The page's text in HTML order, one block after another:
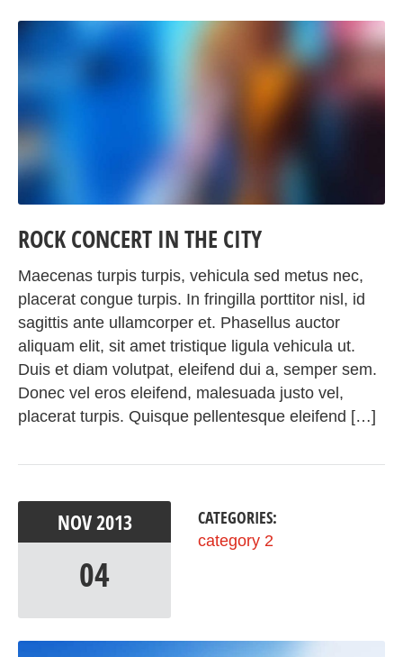
ROCK CONCERT IN THE CITY
Maecenas turpis turpis, vehicula sed metus nec,
placerat congue turpis. In fringilla porttitor nisl, id
sagittis ante ullamcorper et. Phasellus auctor
aliquam elit, sit amet tristique ligula vehicula ut.
Duis et diam volutpat, eleifend dui a, semper sem.
Donec vel eros eleifend, malesuada justo vel,
placerat turpis. Quisque pellentesque eleifend […]
NOV2013
04
CATEGORIES:
category 2